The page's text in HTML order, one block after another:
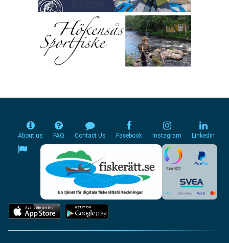
About us FAQ Contact Us Facebook Instagram Linkedin